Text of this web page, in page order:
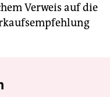
Verweis auf die